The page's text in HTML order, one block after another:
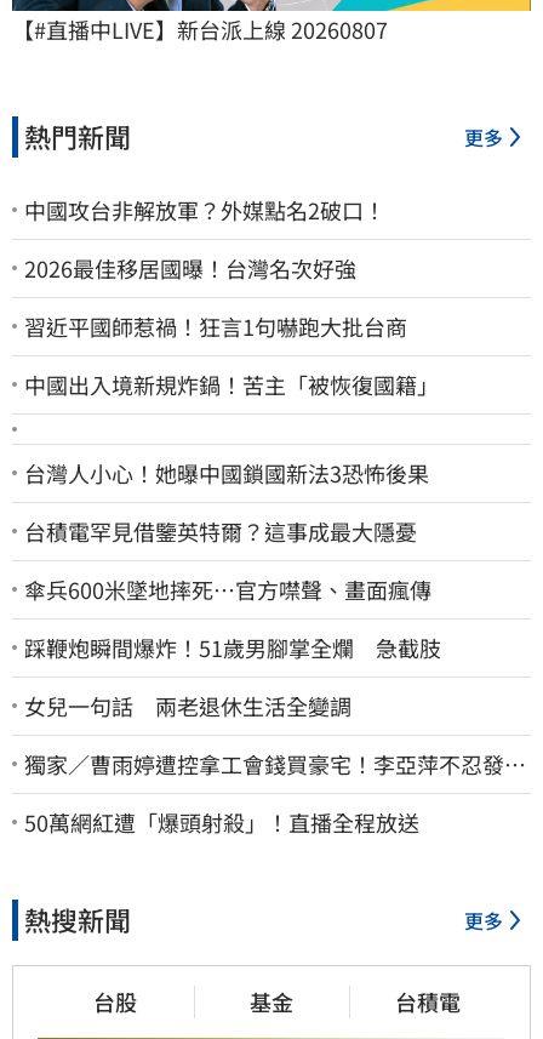
【#直播中LIVE】新台派上線 20260807
熱門新聞 更多
中國攻台非解放軍？外媒點名2破口！
2026最佳移居國曝！台灣名次好強
習近平國師惹禍！狂言1句嚇跑大批台商
中國出入境新規炸鍋！苦主「被恢復國籍」
台灣人小心！她曝中國鎖國新法3恐怖後果
台積電罕見借鑒英特爾？這事成最大隱憂
傘兵600米墜地摔死…官方噤聲、畫面瘋傳
踩鞭炮瞬間爆炸！51歲男腳掌全爛 急截肢
女兒一句話 兩老退休生活全變調
獨家／曹雨婷遭控拿工會錢買豪宅！李亞萍不忍發
聲：余天管工會都貼錢
50萬網紅遭「爆頭射殺」！直播全程放送
熱搜新聞 更多
台股 基金 台積電